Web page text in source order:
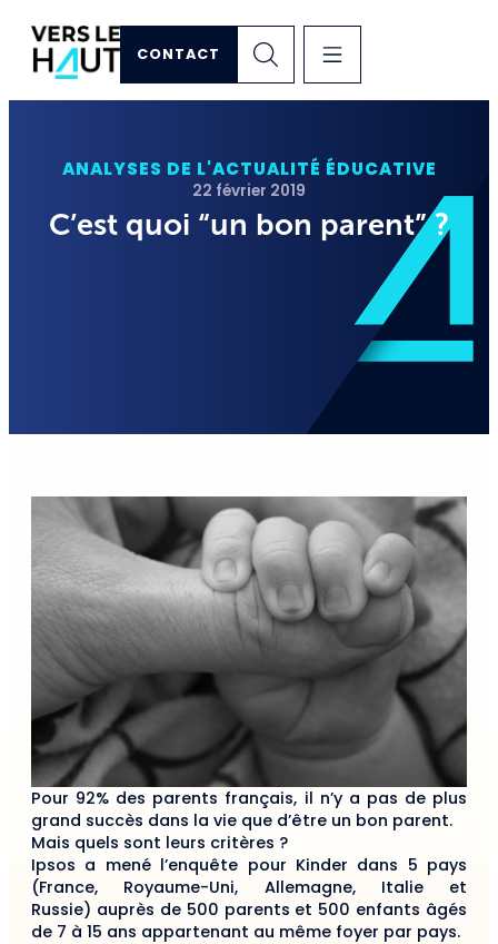
CONTACT
ANALYSES DE L'ACTUALITÉ ÉDUCATIVE
22 février 2019
C’est quoi “un bon parent” ?
Pour 92% des parents français, il n’y a pas de plus
grand succès dans la vie que d’être un bon parent.
Mais quels sont leurs critères ?
Ipsos a mené l’enquête pour Kinder dans 5 pays
(France, Royaume-Uni, Allemagne, Italie et
Russie) auprès de 500 parents et 500 enfants âgés
de 7 à 15 ans appartenant au même foyer par pays.